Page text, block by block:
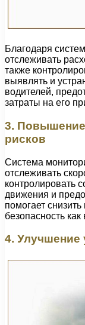
Благодаря
отслеживать
также
выявлять и
водителей,
затраты на его
3. Повышение
рисков
Система
отслеживать
контролировать
движения и
помогает
безопасность
4. Улучшение